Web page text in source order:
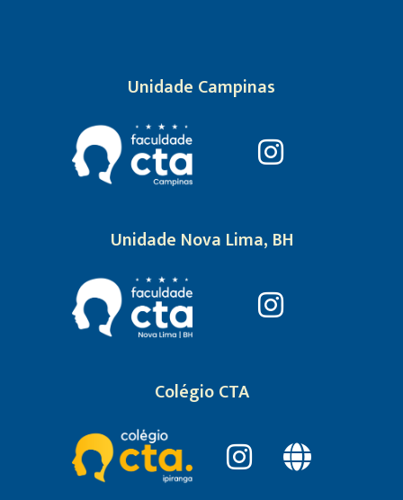
Unidade Campinas
Unidade Nova Lima, BH
Colégio CTA